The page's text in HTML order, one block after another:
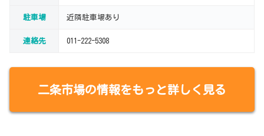
駐車場 近隣駐車場あり
連絡先 011-222-5308
二条市場の情報をもっと詳しく見る